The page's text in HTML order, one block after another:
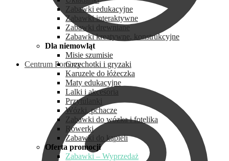
Centrum Pomocy
Zabawki edukacyjne
Zabawki interaktywne
Zabawki drewniane
Zabawki kreatywne, konstrukcyjne
Dla niemowląt
Misie szumisie
Grzechotki i gryzaki
Karuzele do łóżeczka
Maty edukacyjne
Lalki i akcesoria
Przytulanki
Wózki, pchacze
Zabawki do wózka i fotelika
Rowerki
Zabawki do kąpieli
Oferta promocji
Zabawki – Wyprzedaż